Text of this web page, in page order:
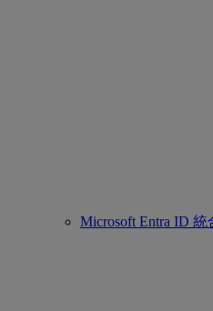
Microsoft Entra ID